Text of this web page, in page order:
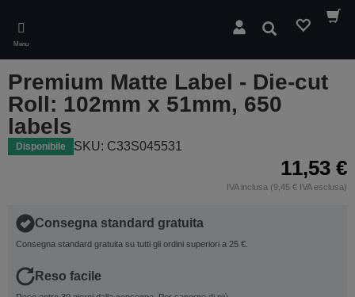
main
content
Menu
Cerca
Premium Matte Label - Die-cut
Roll: 102mm x 51mm, 650
labels
Disponibile SKU: C33S045531
11,53 €
IVA inclusa (9,45 € IVA esclusa)
Consegna standard gratuita
Consegna standard gratuita su tutti gli ordini superiori a 25 €.
Reso facile